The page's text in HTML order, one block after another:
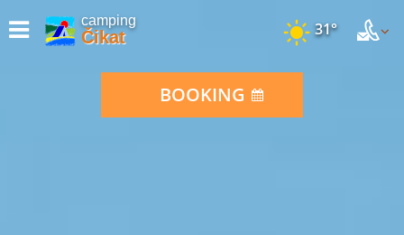
camping
Čikat 31°
BOOKING